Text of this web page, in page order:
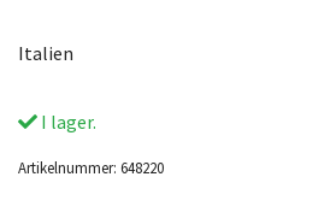
Italien
I lager.
Artikelnummer: 648220